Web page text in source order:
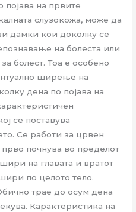
на првите
слузокожа, може да
дамки кои доколку се
на болеста или
болест. Тоа е особено
ширење на
дена по појава на
се поставува
Се работи за црвен
почнува во пределот
на главата и вратот
по целото тело.
трае до осум дена
Карактеристика на